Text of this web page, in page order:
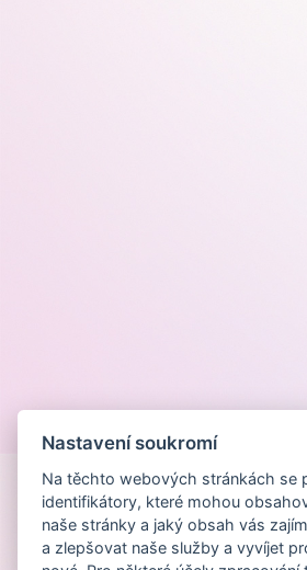
Nastavení soukromí
Na těchto webových stránkách se
identifikátory, které mohou
naše stránky a jaký obsah vás
a zlepšovat naše služby a vyvíjet